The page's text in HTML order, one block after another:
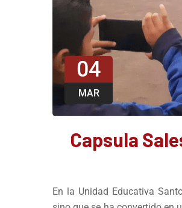
04
MAR
Capsula
En la Unidad Educativa